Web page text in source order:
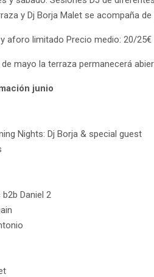
y Dj Borja Malet se acompaña
aforo limitado Precio medio: 20/25€
mayo la terraza permanecerá
junio
Nights: Dj Borja & special guest
Daniel 2